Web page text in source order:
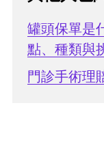
罐頭保單是
點、種類與
門診手術理